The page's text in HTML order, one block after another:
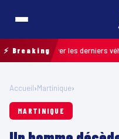
⚡ Breaking
retrouver les derniers véhicules
Accueil›Martinique›
MARTINIQUE